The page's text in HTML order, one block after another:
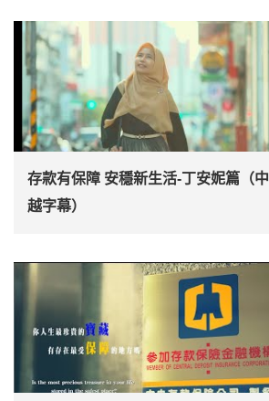
存款有保障 安穩新生活-丁安妮篇（中
越字幕）